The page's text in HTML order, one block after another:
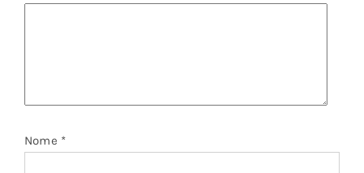
Nome *